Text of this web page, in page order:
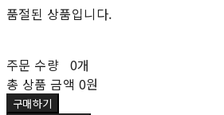
품절된 상품입니다.
주문 수량 0개
총 상품 금액 0원
구매하기